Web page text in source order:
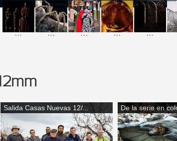
... ... ... ... ...
12mm
Salida Casas Nuevas 12/... De la serie en
Páginas